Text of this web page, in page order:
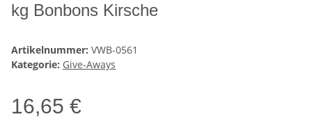
kg Bonbons Kirsche
Artikelnummer: VWB-0561
Kategorie: Give-Aways
16,65 €